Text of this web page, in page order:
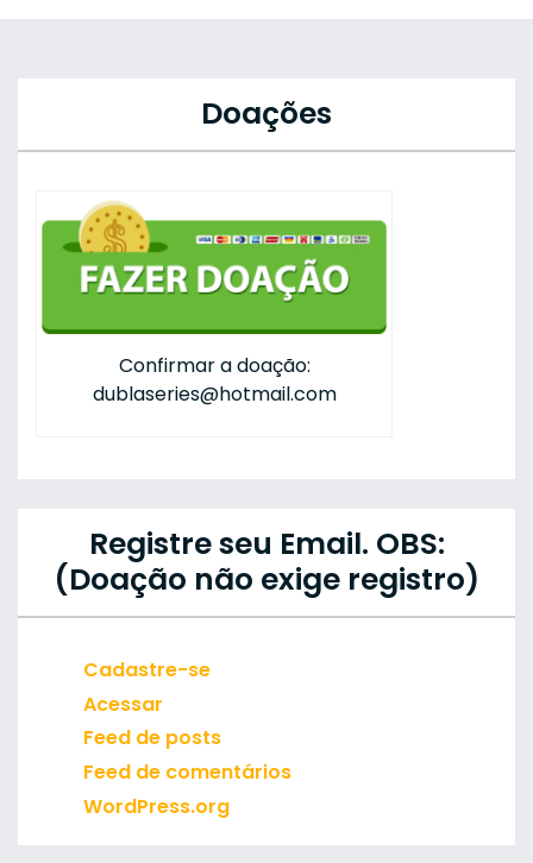
Doações
Confirmar a doação:
dublaseries@hotmail.com
Registre seu Email. OBS:
(Doação não exige registro)
Cadastre-se
Acessar
Feed de posts
Feed de comentários
WordPress.org